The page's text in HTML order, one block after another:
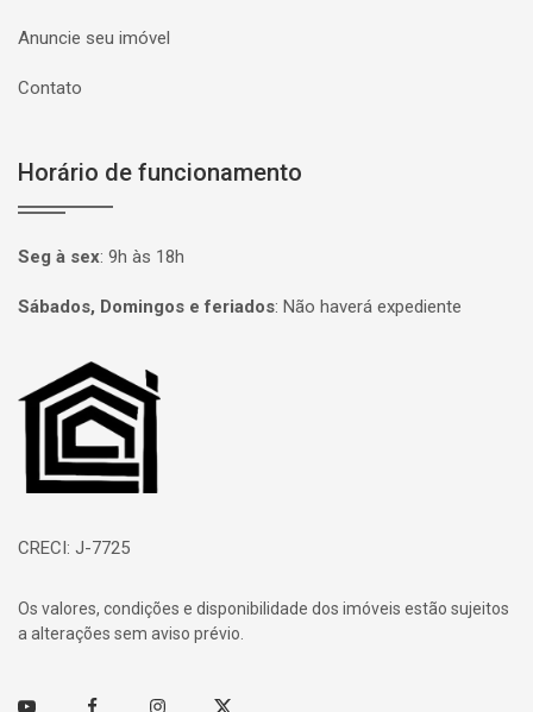
Anuncie seu imóvel
Contato
Horário de funcionamento
Seg à sex: 9h às 18h
Sábados, Domingos e feriados: Não haverá expediente
Página inicial
CRECI: J-7725
Os valores, condições e disponibilidade dos imóveis estão sujeitos
a alterações sem aviso prévio.
Youtube FacebookInstagramTwitter